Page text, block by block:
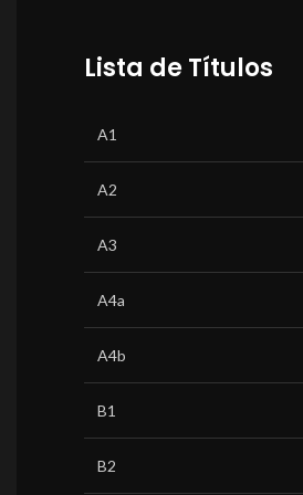
Lista de Títulos
A1
A2
A3
A4a
A4b
B1
B2